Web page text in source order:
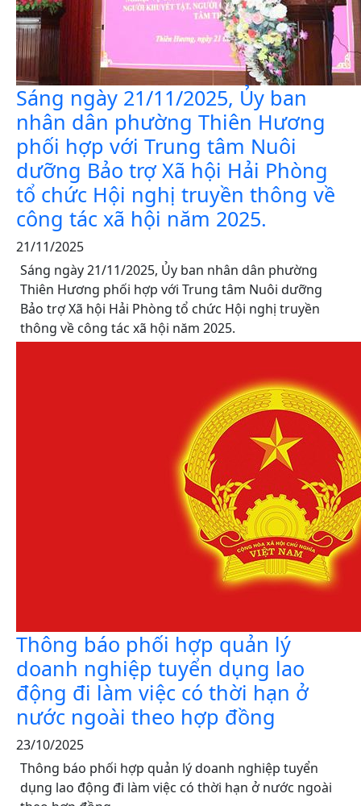
Sáng ngày 21/11/2025, Ủy ban
nhân dân phường Thiên Hương
phối hợp với Trung tâm Nuôi
dưỡng Bảo trợ Xã hội Hải Phòng
tổ chức Hội nghị truyền thông về
công tác xã hội năm 2025.
21/11/2025
Sáng ngày 21/11/2025, Ủy ban nhân dân phường
Thiên Hương phối hợp với Trung tâm Nuôi dưỡng
Bảo trợ Xã hội Hải Phòng tổ chức Hội nghị truyền
thông về công tác xã hội năm 2025.
Thông báo phối hợp quản lý
doanh nghiệp tuyển dụng lao
động đi làm việc có thời hạn ở
nước ngoài theo hợp đồng
23/10/2025
Thông báo phối hợp quản lý doanh nghiệp tuyển
dụng lao động đi làm việc có thời hạn ở nước ngoài